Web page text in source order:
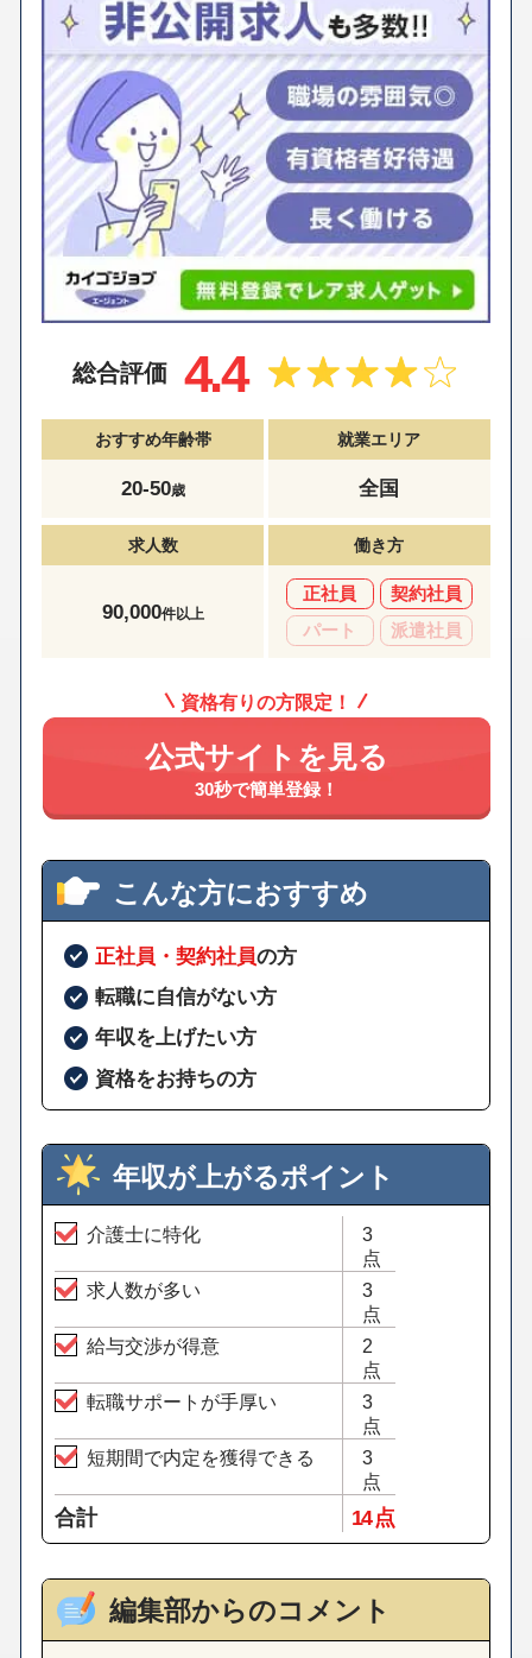
総合評価 4.4
おすすめ年齢帯
20-50歳
就業エリア
全国
求人数
90,000件以上
働き方
正社員
契約社員
パート
派遣社員
資格有りの方限定！
公式サイトを見る
30秒で簡単登録！
こんな方におすすめ
正社員・契約社員の方
転職に自信がない方
年収を上げたい方
資格をお持ちの方
年収が上がるポイント
介護士に特化
3
点
求人数が多い
3
点
給与交渉が得意
2
点
転職サポートが手厚い
3
点
短期間で内定を獲得できる
3
点
合計 14 点
編集部からのコメント